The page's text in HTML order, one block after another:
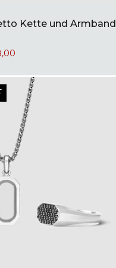
Kette und Armband